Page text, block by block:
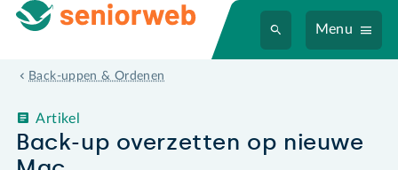
Menu
Back-uppen & Ordenen
Back-up overzetten op nieuwe
Artikel